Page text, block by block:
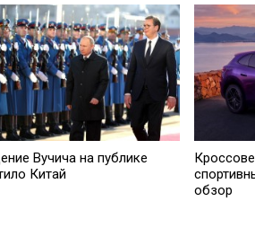
Вучича на публике
Китай
обзор